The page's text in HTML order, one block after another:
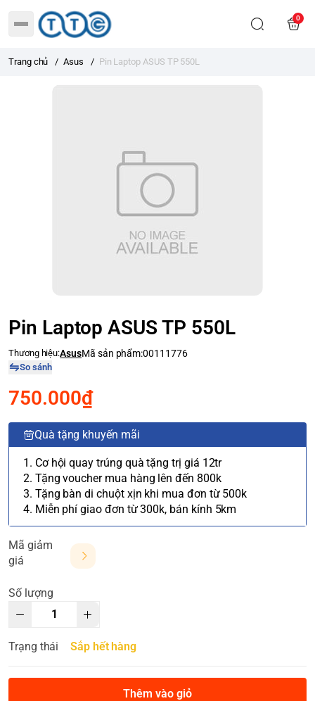
0
Trang chủ / Asus / Pin Laptop ASUS TP 550L
Pin Laptop ASUS TP 550L
Thương hiệu:AsusMã sản phẩm:00111776
So sánh
750.000₫
Quà tặng khuyến mãi
1. Cơ hội quay trúng quà tặng trị giá 12tr
2. Tặng voucher mua hàng lên đến 800k
3. Tặng bàn di chuột xịn khi mua đơn từ 500k
4. Miễn phí giao đơn từ 300k, bán kính 5km
Mã giảm
giá
Số lượng
Trạng thái Sắp hết hàng
Thêm vào giỏ